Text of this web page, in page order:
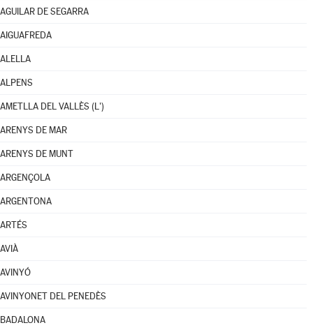
AGUILAR DE SEGARRA
AIGUAFREDA
ALELLA
ALPENS
AMETLLA DEL VALLÈS (L')
ARENYS DE MAR
ARENYS DE MUNT
ARGENÇOLA
ARGENTONA
ARTÉS
AVIÀ
AVINYÓ
AVINYONET DEL PENEDÈS
BADALONA